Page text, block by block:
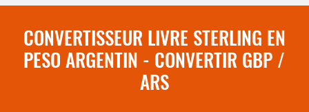
CONVERTISSEUR LIVRE STERLING EN
PESO ARGENTIN - CONVERTIR GBP /
ARS